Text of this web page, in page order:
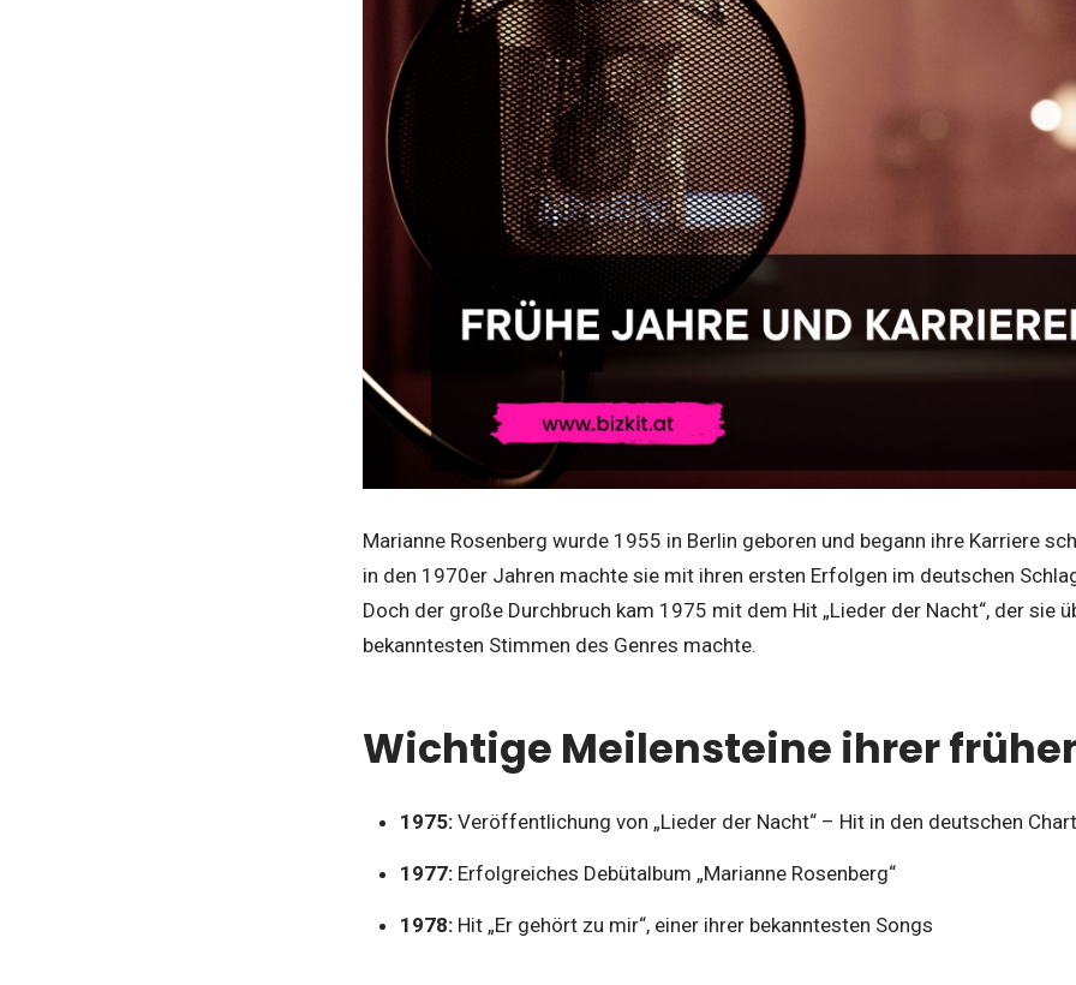
Marianne Rosenberg wurde 1955 in Berlin geboren und begann ihre Karriere
in den 1970er Jahren machte sie mit ihren ersten Erfolgen im deutschen
Doch der große Durchbruch kam 1975 mit dem Hit „Lieder der Nacht“, der sie
bekanntesten Stimmen des Genres machte.
Wichtige Meilensteine ihrer
1975:Veröffentlichung von „Lieder der Nacht“ – Hit in den deutschen
1977:Erfolgreiches Debütalbum „Marianne Rosenberg“
1978:Hit „Er gehört zu mir“, einer ihrer bekanntesten Songs